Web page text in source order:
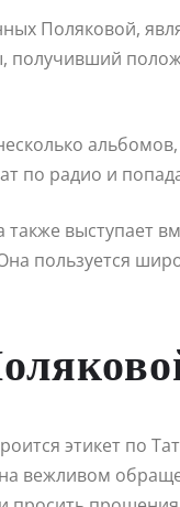
Поляковой,
по радио и
выступает
пользуется
этикет по
вежливом